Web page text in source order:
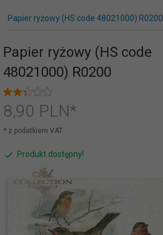
Papier ryżowy (HS code 48021000) R0200
Papier ryżowy (HS code
48021000) R0200
8,90 PLN*
* z podatkiem VAT
Produkt dostępny!